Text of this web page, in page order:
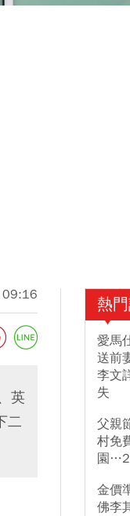
英
二
熱
愛馬
送前
李文
失
父親
村免
園
金價
佛李